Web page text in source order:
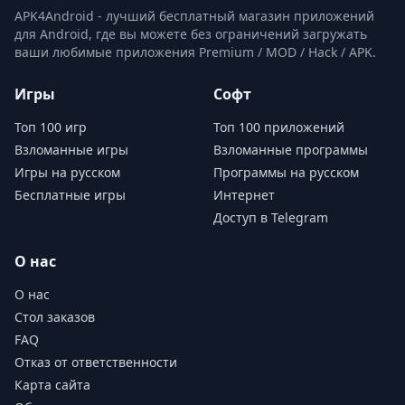
APK4Android - лучший бесплатный магазин приложений
для Android, где вы можете без ограничений загружать
ваши любимые приложения Premium / MOD / Hack / APK.
Игры
Топ 100 игр
Взломанные игры
Игры на русском
Бесплатные игры
Софт
Топ 100 приложений
Взломанные программы
Программы на русском
Интернет
Доступ в Telegram
О нас
О нас
Стол заказов
FAQ
Отказ от ответственности
Карта сайта